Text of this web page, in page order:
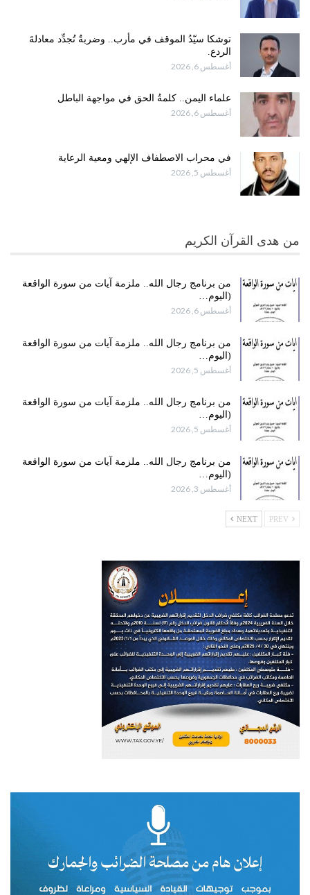
توشكا سيّدُ الموقف في مأرب.. وضربةٌ تُجدِّد معادلةَ
الردع.
أغسطس 6, 2026
علماء اليمن.. كلمةُ الحق في مواجهة الباطل
أغسطس 6, 2026
في محراب الاصطفاف الإلهي ومعية الرعاية
أغسطس 5, 2026
من هدى القرآن الكريم
من برنامج رجال الله.. ملزمة آيات من سورة الواقعة
(اليوم…
أغسطس 6, 2026
من برنامج رجال الله.. ملزمة آيات من سورة الواقعة
(اليوم…
أغسطس 5, 2026
من برنامج رجال الله.. ملزمة آيات من سورة الواقعة
(اليوم…
أغسطس 5, 2026
من برنامج رجال الله.. ملزمة آيات من سورة الواقعة
(اليوم…
أغسطس 3, 2026
NEXT